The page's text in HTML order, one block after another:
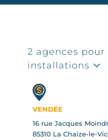
2 agences
installations
VENDÉE
16 rue Jacques
85310 La Chaize-le-